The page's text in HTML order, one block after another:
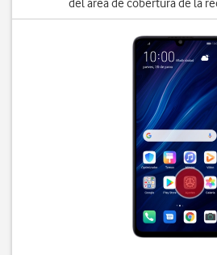
del área de cobertura de la